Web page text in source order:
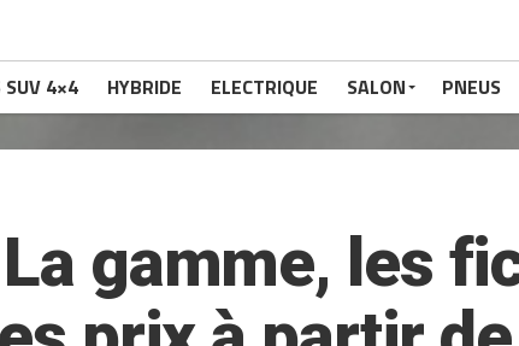
SUV 4×4 HYBRIDE ELECTRIQUE SALON PNEUS
gamme, les